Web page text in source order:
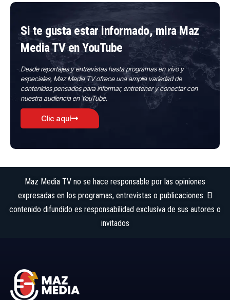
Si te gusta estar informado, mira Maz
Media TV en YouTube
Desde reportajes y entrevistas hasta programas en vivo y
especiales, Maz Media TV ofrece una amplia variedad de
contenidos pensados para informar, entretener y conectar con
nuestra audiencia en YouTube.
Clic aquí
Maz Media TV no se hace responsable por las opiniones
expresadas en los programas, entrevistas o publicaciones. El
contenido difundido es responsabilidad exclusiva de sus autores o
invitados